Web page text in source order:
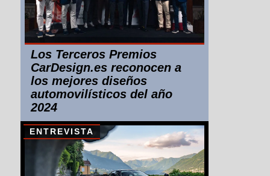
Los Terceros Premios
CarDesign.es reconocen a
los mejores diseños
automovilísticos del año
2024
ENTREVISTA